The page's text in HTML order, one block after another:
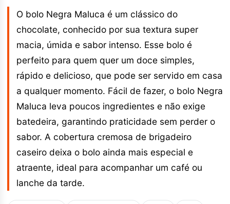
O bolo Negra Maluca é um clássico do
chocolate, conhecido por sua textura super
macia, úmida e sabor intenso. Esse bolo é
perfeito para quem quer um doce simples,
rápido e delicioso, que pode ser servido em casa
a qualquer momento. Fácil de fazer, o bolo Negra
Maluca leva poucos ingredientes e não exige
batedeira, garantindo praticidade sem perder o
sabor. A cobertura cremosa de brigadeiro
caseiro deixa o bolo ainda mais especial e
atraente, ideal para acompanhar um café ou
lanche da tarde.